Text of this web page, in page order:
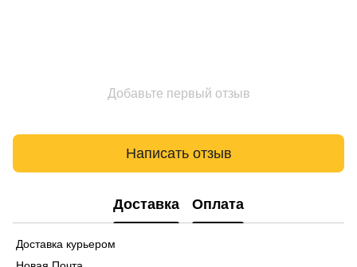
Добавьте первый отзыв
Написать отзыв
Доставка Оплата
Доставка курьером